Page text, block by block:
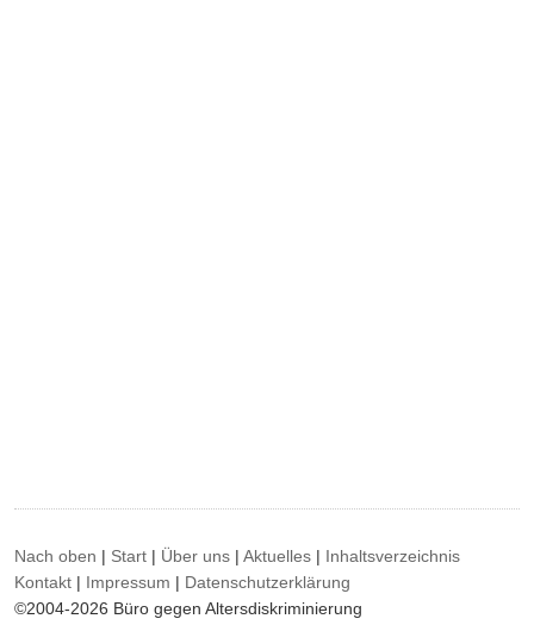
Nach oben | Start | Über uns |Aktuelles | Inhaltsverzeichnis
Kontakt | Impressum | Datenschutzerklärung
©2004-2026 Büro gegen Altersdiskriminierung